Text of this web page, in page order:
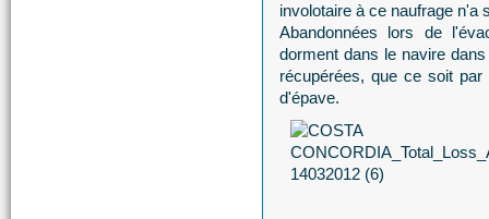
involotaire à ce naufrage n'a
Abandonnées lors de
dorment dans le navire
récupérées, que ce soit
d'épave.